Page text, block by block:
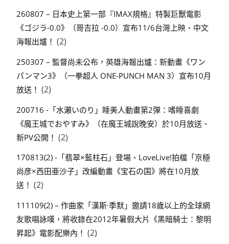
260807 – 日本史上第一部『IMAX規格』特製巨獸電影
《ゴジラ-0.0》（哥吉拉 -0.0）宣布11/6台灣上映、中文
海報出爐！ (2)
250307 – 監督尚未公布，英雄海報出爐：新動畫《ワン
パンマン3》（一拳超人 ONE-PUNCH MAN 3）宣布10月
放送！ (2)
200716 -「水瀬いのり」睡美人動畫第2彈：嗜睡喜劇
《魔王城でおやすみ》（在魔王城說晚安）於10月放送、
新PV公開！ (2)
170813(2) -「翡翠×藍柱石」登場、LoveLive!拍檔「京極
尚彦×西田亜沙子」改編動畫《宝石の国》將在10月放
送！ (2)
111109(2) – 作曲家「漢斯·季默」邀請18歲以上的全球網
友歌唱詠嘆，將收錄在2012年暑假大片《黑暗騎士：黎明
昇起》電影配樂內！ (2)